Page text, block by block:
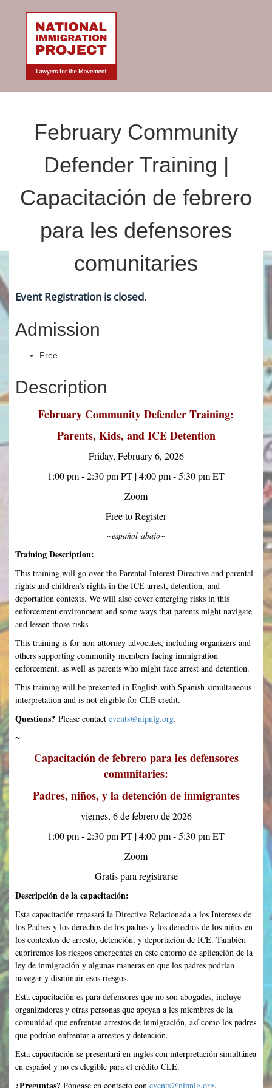
February Community
Defender Training |
Capacitación de febrero
para les defensores
comunitaries
Event Registration is closed.
Admission
Free
Description
February Community Defender Training:
Parents, Kids, and ICE Detention
Friday, February 6, 2026
1:00 pm - 2:30 pm PT | 4:00 pm - 5:30 pm ET
Zoom
Free to Register
~español abajo~
Training Description:
This training will go over the Parental Interest Directive and parental
rights and children’s rights in the ICE arrest, detention, and
deportation contexts. We will also cover emerging risks in this
enforcement environment and some ways that parents might navigate
and lessen those risks.
This training is for non-attorney advocates, including organizers and
others supporting community members facing immigration
enforcement, as well as parents who might face arrest and detention.
This training will be presented in English with Spanish simultaneous
interpretation and is not eligible for CLE credit.
Questions? Please contact events@nipnlg.org.
~
Capacitación de febrero para les defensores
comunitaries:
Padres, niños, y la detención de inmigrantes
viernes, 6 de febrero de 2026
1:00 pm - 2:30 pm PT | 4:00 pm - 5:30 pm ET
Zoom
Gratis para registrarse
Descripción de la capacitación:
Esta capacitación repasará la Directiva Relacionada a los Intereses de
los Padres y los derechos de los padres y los derechos de los niños en
los contextos de arresto, detención, y deportación de ICE. También
cubriremos los riesgos emergentes en este entorno de aplicación de la
ley de inmigración y algunas maneras en que los padres podrían
navegar y disminuir esos riesgos.
Esta capacitación es para defensores que no son abogades, incluye
organizadores y otras personas que apoyan a les miembres de la
comunidad que enfrentan arrestos de inmigración, así como los padres
que podrían enfrentar a arrestos y detención.
Esta capacitación se presentará en inglés con interpretación simultánea
en español y no es elegible para el crédito CLE.
Póngase en contacto con events@nipnlg.org.